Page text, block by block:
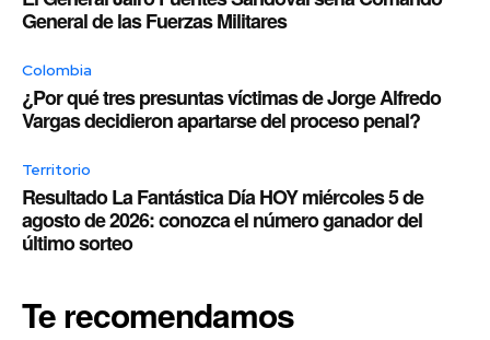
General de las Fuerzas Militares
Colombia
¿Por qué tres presuntas víctimas de Jorge Alfredo
Vargas decidieron apartarse del proceso penal?
Territorio
Resultado La Fantástica Día HOY miércoles 5 de
agosto de 2026: conozca el número ganador del
último sorteo
Te recomendamos